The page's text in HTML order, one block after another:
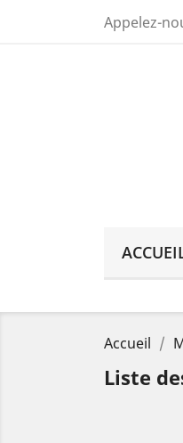
Appelez-
Accueil
Liste